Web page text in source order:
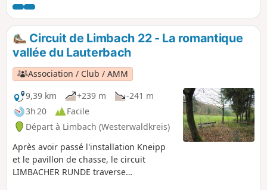
avant de la zone protégée, avec le «
Deutsches Eck » comme point fort de la
visite. Il traverse la romantique vallée
de Lauterbach, passe par les hauteurs
au-dessus de Heimborn jusqu'au
Deutsches Eck du Westerwald, où se
rejoignent la Grande et la Petite Nister.
Circuit de Limbach 22 - La romantique
vallée du Lauterbach
Association / Club / AMM
9,39 km
+239 m
-241 m
3h 20
Facile
Départ à Limbach (Westerwaldkreis)
Après avoir passé l'installation Kneipp
et le pavillon de chasse, le circuit
LIMBACHER RUNDE traverse